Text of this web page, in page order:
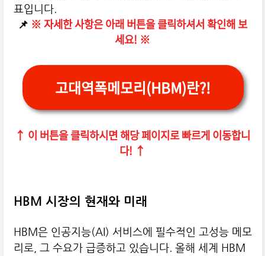
표입니다.
📌 ※ 자세한 사항은 아래 버튼을 클릭하셔서 확인해 보
세요! ※
고대역폭메모리(HBM)란?!
↑ 이 버튼을 클릭하시면 해당 페이지로 빠르게 이동합니
다! ↑
HBM 시장의 현재와 미래
HBM은 인공지능(AI) 서비스에 필수적인 고성능 메모
리로, 그 수요가 급증하고 있습니다. 올해 세계 HBM